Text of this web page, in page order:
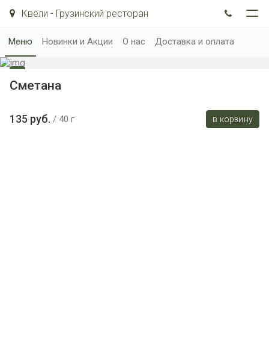
Квели - Грузинский ресторан
Меню Новинки и Акции О нас Доставка и оплата
Сметана
135 руб. 40 г в корзину